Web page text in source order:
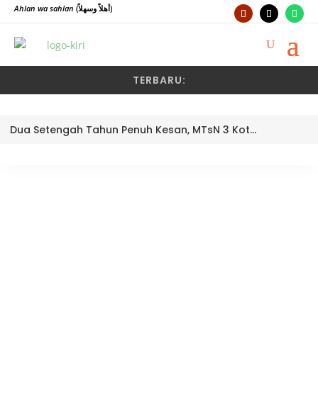
Ahlan wa sahlan (أهلاً وسهلاً)
TERBARU:
Dua Setengah Tahun Penuh Kesan, MTsN 3 Kota Padang Lepas Pengawas Pembina Dra. Nayusminar Nasrun